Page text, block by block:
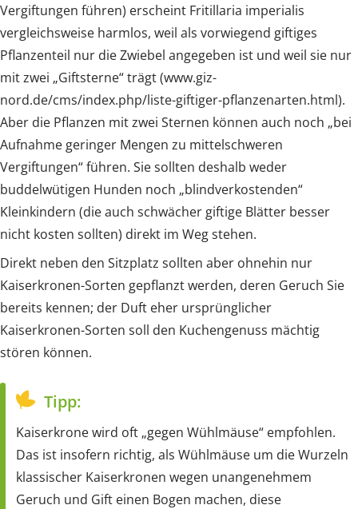
Vergiftungen führen) erscheint Fritillaria imperialis
vergleichsweise harmlos, weil als vorwiegend giftiges
Pflanzenteil nur die Zwiebel angegeben ist und weil sie nur
mit zwei „Giftsterne“ trägt (www.giz-
nord.de/cms/index.php/liste-giftiger-pflanzenarten.html).
Aber die Pflanzen mit zwei Sternen können auch noch „bei
Aufnahme geringer Mengen zu mittelschweren
Vergiftungen“ führen. Sie sollten deshalb weder
buddelwütigen Hunden noch „blindverkostenden“
Kleinkindern (die auch schwächer giftige Blätter besser
nicht kosten sollten) direkt im Weg stehen.
Direkt neben den Sitzplatz sollten aber ohnehin nur
Kaiserkronen-Sorten gepflanzt werden, deren Geruch Sie
bereits kennen; der Duft eher ursprünglicher
Kaiserkronen-Sorten soll den Kuchengenuss mächtig
stören können.
Tipp:
Kaiserkrone wird oft „gegen Wühlmäuse“ empfohlen.
Das ist insofern richtig, als Wühlmäuse um die Wurzeln
klassischer Kaiserkronen wegen unangenehmem
Geruch und Gift einen Bogen machen, diese